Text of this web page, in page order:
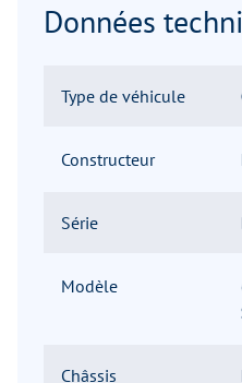
Données
Type de véhicule
Constructeur
Série
Modèle
Châssis